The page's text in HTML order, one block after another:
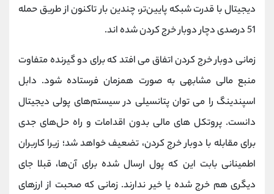
دیجیتال با قدرت شبکه پایین‌تر، چندین بار تاکنون از طریق حمله
51 درصدی دچار دوبار خرج کردن شده اند.
زمانی دوبار خرج کردن اتفاق می افتد که برای دو گیرنده متفاوت
منبع مالی مشابهی به صورت همزمان فرستاده شود. دابل
اسپندینگ را می توان پتانسیلی در سیستم‌های پولی دیجیتال
دانست. پروتکل های مالی بدون اقدامات و راه حل‌های جدی
برای مقابله با دوبار خرج کردن، تضعیف خواهد شد؛ زیرا کاربران
اطمینانی بابت این که پول ارسال شده برای آن‌ها، قبلا جای
دیگری هم خرج شده یا خیر ندارند. زمانی که صحبت از ارزهای